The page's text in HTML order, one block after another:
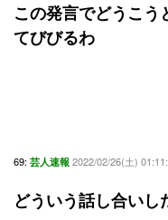
この発言でどうこ
てびびるわ
69: 芸人速報 2022/02/26(土)
どういう話し合いし